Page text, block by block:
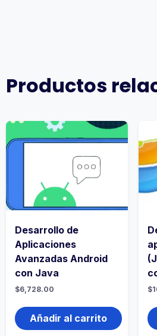
Productos
Desarrollo de
Aplicaciones
Avanzadas Android
con Java
$6,728.00
Añadir al carrito
$